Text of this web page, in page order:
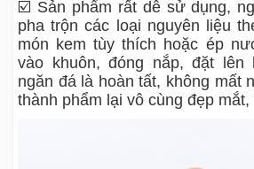
☑️ Sản phẩm rất dễ sử dụng,
pha trộn các loại nguyên liệu
món kem tùy thích hoặc ép
vào khuôn, đóng nắp, đặt lên
ngăn đá là hoàn tất, không mất
thành phẩm lại vô cùng đẹp mắt,